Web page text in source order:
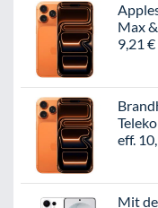
Max
9,21
eff.
Mit